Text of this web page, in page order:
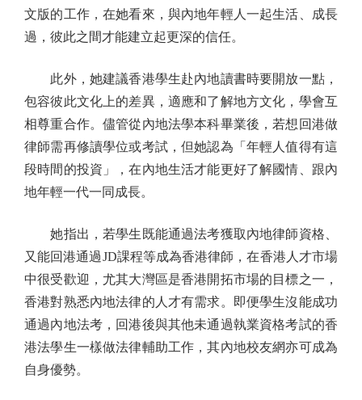
文版的工作，在她看來，與內地年輕人一起生活、成長
過，彼此之間才能建立起更深的信任。
此外，她建議香港學生赴內地讀書時要開放一點，
包容彼此文化上的差異，適應和了解地方文化，學會互
相尊重合作。儘管從內地法學本科畢業後，若想回港做
律師需再修讀學位或考試，但她認為「年輕人值得有這
段時間的投資」，在內地生活才能更好了解國情、跟內
地年輕一代一同成長。
她指出，若學生既能通過法考獲取內地律師資格、
又能回港通過JD課程等成為香港律師，在香港人才市場
中很受歡迎，尤其大灣區是香港開拓市場的目標之一，
香港對熟悉內地法律的人才有需求。即便學生沒能成功
通過內地法考，回港後與其他未通過執業資格考試的香
港法學生一樣做法律輔助工作，其內地校友網亦可成為
自身優勢。